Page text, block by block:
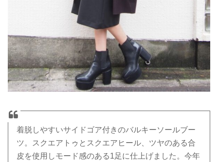
着脱しやすいサイドゴア付きのバルキーソールブー
ツ。スクエアトゥとスクエアヒール、ツヤのある合
皮を使用しモード感のある1足に仕上げました。今年